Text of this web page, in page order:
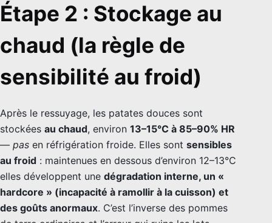
Étape 2 : Stockage au
chaud (la règle de
sensibilité au froid)
Après le ressuyage, les patates douces sont
stockées au chaud, environ 13–15°C à 85–90% HR
— pas en réfrigération froide. Elles sont sensibles
au froid : maintenues en dessous d’environ 12–13°C
elles développent une dégradation interne, un «
hardcore » (incapacité à ramollir à la cuisson) et
des goûts anormaux. C’est l’inverse des pommes